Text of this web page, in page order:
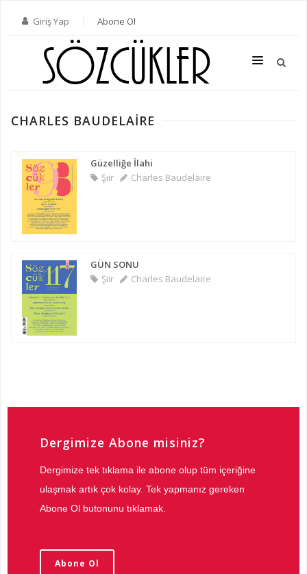
Giriş Yap Abone Ol
TÜM SAYILAR
KATEGORILER
YAZARLAR
ABONE OL
KITAPLAR
İLETIŞIM
CHARLES BAUDELAIRE
Güzelliğe İlahi
Şiir
Charles Baudelaire
GÜN SONU
Şiir
Charles Baudelaire
Dergimize Abone misiniz?
Dergimize tek tıklama ile abone olup tüm içeriğine
ulaşmak artık çok kolay. Tek yapmanız gereken
Abone Ol butonunu tıklamak.
Abone Ol